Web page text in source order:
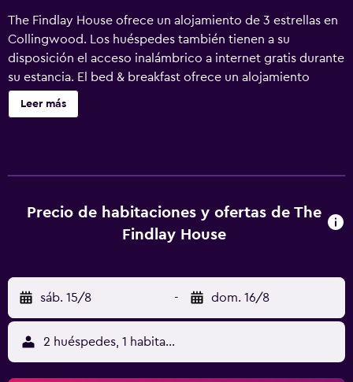
The Findlay House ofrece un alojamiento de 3 estrellas en
Collingwood. Los huéspedes también tienen a su
disposición el acceso inalámbrico a internet gratis durante
su estancia. El bed & breakfast ofrece un alojamiento
cómodo, una zona de barbacoa/picnic, una terraza y salas
VIP. Los huéspedes que lo deseen pueden relajarse
Airport está a 80 minutos The Findlay House. Clearview y
Playa de Wasaga también están a un breve trayecto en
Leer más
Precio de habitaciones y ofertas de The
Findlay House
sáb. 15/8 - dom. 16/8
2 huéspedes, 1 habitación